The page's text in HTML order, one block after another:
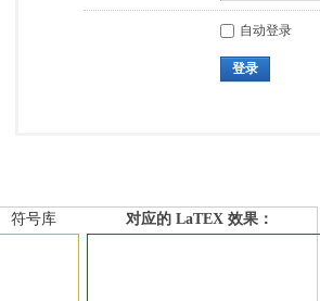
自动登录
登录
符号库
对应的 LaTEX 效果：